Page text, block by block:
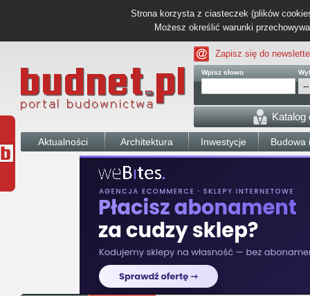
Strona korzysta z ciasteczek (plików
Możesz określić warunki
Zapisz się do
Wpisz słowo
Katalog
Aktualności Architektura Inwestycje Budowa